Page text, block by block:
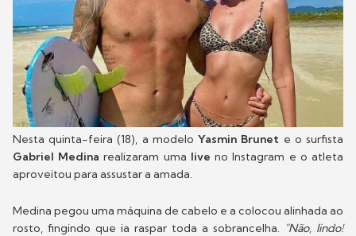
Nesta quinta-feira (18), a modelo Yasmin Brunet e o surfista
Gabriel Medina realizaram uma liveno Instagram e o atleta
aproveitou para assustar a amada.
Medina pegou uma máquina de cabelo e a colocou alinhada ao
rosto, fingindo que ia raspar toda a sobrancelha. "Não, lindo!